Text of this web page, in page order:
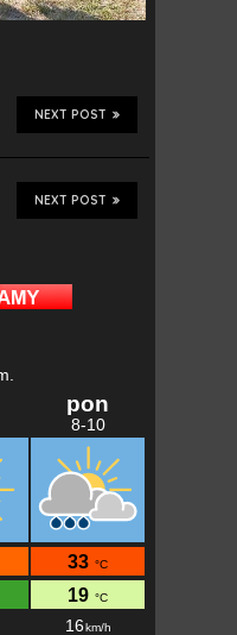
NEXT POST
NEXT POST